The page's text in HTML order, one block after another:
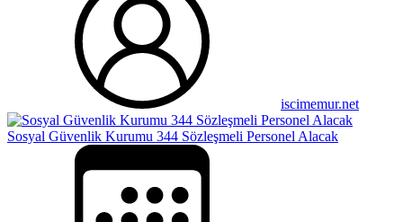
iscimemur.net
Sosyal Güvenlik Kurumu 344 Sözleşmeli Personel Alacak